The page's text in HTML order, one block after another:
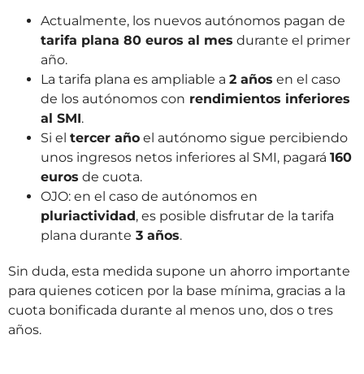
Actualmente, los nuevos autónomos pagan de
tarifa plana 80 euros al mes durante el primer
año.
La tarifa plana es ampliable a 2 años en el caso
de los autónomos con rendimientos inferiores
al SMI.
Si el tercer año el autónomo sigue percibiendo
unos ingresos netos inferiores al SMI, pagará 160
euros de cuota.
OJO: en el caso de autónomos en
pluriactividad, es posible disfrutar de la tarifa
plana durante 3 años.
Sin duda, esta medida supone un ahorro importante
para quienes coticen por la base mínima, gracias a la
cuota bonificada durante al menos uno, dos o tres
años.